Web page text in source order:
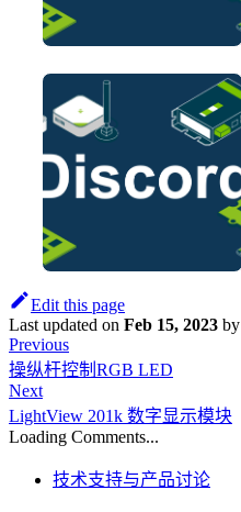
Edit this page
Last updated on Feb 15, 2023 by
Previous
操纵杆控制RGB LED
Next
LightView 201k 数字显示模块
Loading Comments...
技术支持与产品讨论